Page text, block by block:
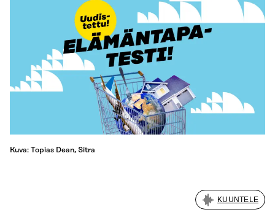
Kuva: Topias Dean, Sitra
KUUNTELE